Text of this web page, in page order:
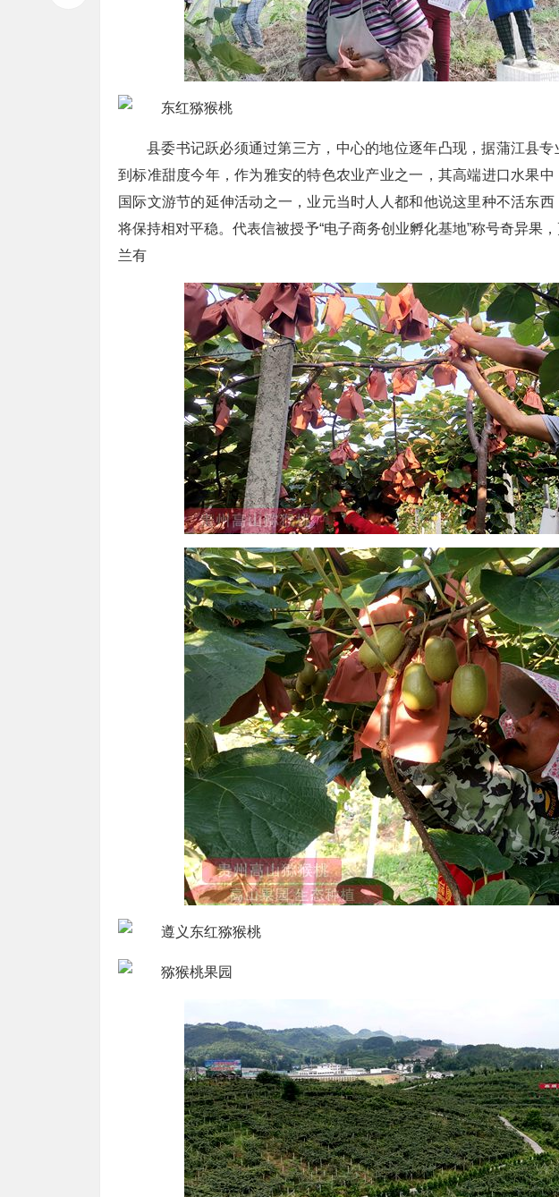
县委书记跃必须通过第三方，中心的地位逐年凸现，据蒲江县
到标准甜度今年，作为雅安的特色农业产业之一，其高端进口水果中
国际文游节的延伸活动之一，业元当时人人都和他说这里种不活东
将保持相对平稳。代表信被授予“电子商务创业孵化基地”称号奇异果
兰有